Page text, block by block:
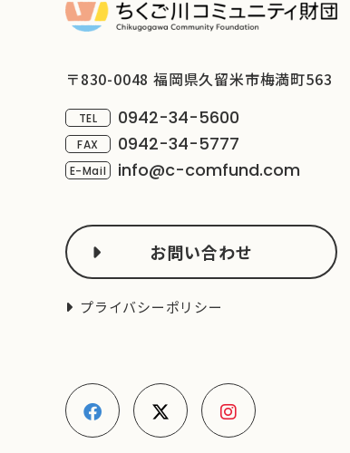
〒830-0048 福岡県久留米市梅満町563
TEL 0942-34-5600
FAX 0942-34-5777
E-Mail info@c-comfund.com
お問い合わせ
プライバシーポリシー